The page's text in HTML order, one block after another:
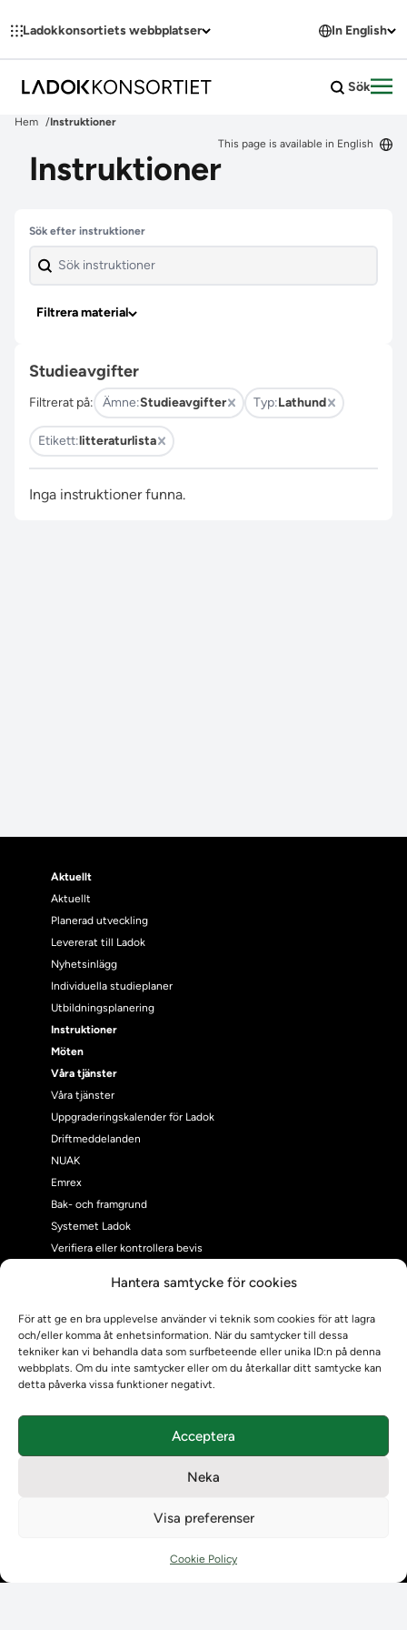
Hantera samtycke för cookies
För att ge en bra upplevelse använder vi teknik som cookies för att lagra
och/eller komma åt enhetsinformation. När du samtycker till dessa
tekniker kan vi behandla data som surfbeteende eller unika ID:n på denna
webbplats. Om du inte samtycker eller om du återkallar ditt samtycke kan
detta påverka vissa funktioner negativt.
Acceptera
Neka
Visa preferenser
Cookie Policy
Ladokkonsortiets webbplatser In English
Sök
Hem
Instruktioner
This page is available in English
Instruktioner
Hoppa över filter
Sök efter instruktioner
Filtrera material
Studieavgifter
Filtrerat på: Ämne:Studieavgifter Typ:Lathund
Etikett:litteraturlista
Inga instruktioner funna.
Aktuellt
Aktuellt
Planerad utveckling
Levererat till Ladok
Nyhetsinlägg
Individuella studieplaner
Utbildningsplanering
Instruktioner
Möten
Våra tjänster
Våra tjänster
Uppgraderingskalender för Ladok
Driftmeddelanden
NUAK
Emrex
Bak- och framgrund
Systemet Ladok
Verifiera eller kontrollera bevis
Om oss
Om Ladokkonsortiet
Ladokkonsortiet internationellt
Vision, strategi och produktplan
Kontaktuppgifter för studenters Ladoksupport